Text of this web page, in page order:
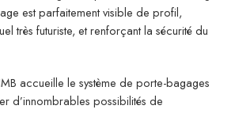
est parfaitement visible de profil,
très futuriste, et renforçant la sécurité du
accueille le système de porte-bagages
d’innombrables possibilités de